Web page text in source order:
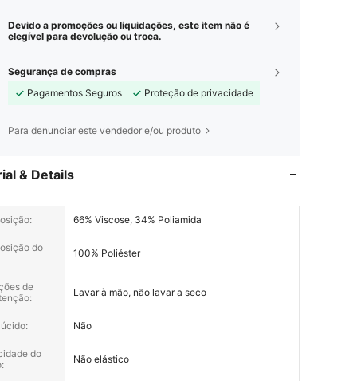
Devido a promoções ou liquidações, este item não é
elegível para devolução ou troca.
Segurança de compras
Pagamentos Seguros
Proteção de privacidade
Para denunciar este vendedor e/ou produto
& Details
66% Viscose, 34% Poliamida
do 100% Poliéster
de
Lavar à mão, não lavar a seco
Não
do
Não elástico